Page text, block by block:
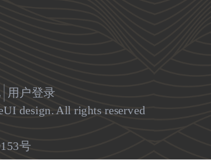
用户登录
design. All rights reserved
号